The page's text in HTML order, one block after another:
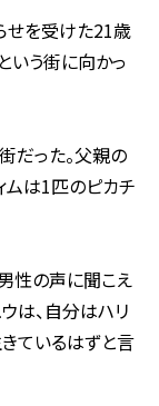
せを受けた21歳
いう街に向かっ
だった。父親の
ムは1匹のピカチ
性の声に聞こえ
は、自分はハリ
ているはずと言